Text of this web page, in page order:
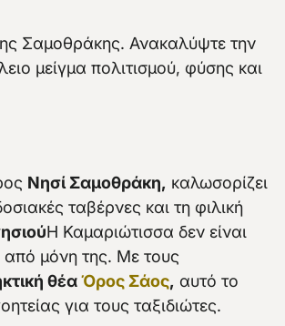
Σαμοθράκης. Ανακαλύψτε την
μείγμα πολιτισμού, φύσης και
Νησί Σαμοθράκη, καλωσορίζει
ταβέρνες και τη φιλική
Η Καμαριώτισσα δεν είναι
μόνη της. Με τους
θέαΌρος Σάος, αυτό το
για τους ταξιδιώτες.